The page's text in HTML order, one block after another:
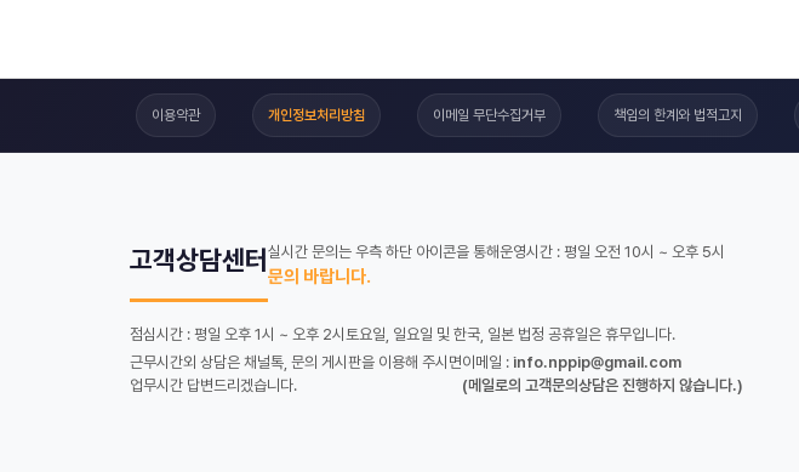
이용약관 개인정보처리방침 이메일 무단수집거부 책임의 한계와 법적고지
고객상담센터 실시간 문의는 우측 하단 아이콘을 통해
문의 바랍니다.
운영시간 : 평일 오전 10시 ~ 오후 5시
점심시간 : 평일 오후 1시 ~ 오후 2시 토요일, 일요일 및 한국, 일본 법정 공휴일은 휴무입니다.
근무시간외 상담은 채널톡, 문의 게시판을 이용해 주시면
업무시간 답변드리겠습니다.
이메일 : info.nppip@gmail.com
(메일로의 고객문의상담은 진행하지 않습니다.)